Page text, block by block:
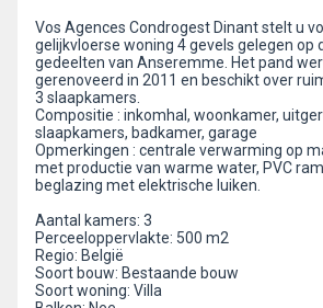
Vos Agences Condrogest Dinant stelt u
gelijkvloerse woning 4 gevels gelegen op
gedeelten van Anseremme. Het pand
gerenoveerd in 2011 en beschikt over
3 slaapkamers.
Compositie : inkomhal, woonkamer,
slaapkamers, badkamer, garage
Opmerkingen : centrale verwarming op
met productie van warme water, PVC
beglazing met elektrische luiken.
Aantal kamers: 3
Perceeloppervlakte: 500 m2
Regio: België
Soort bouw: Bestaande bouw
Soort woning: Villa